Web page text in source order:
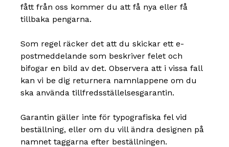
fått från oss kommer du att få nya eller få
tillbaka pengarna.
Som regel räcker det att du skickar ett e-
postmeddelande som beskriver felet och
bifogar en bild av det. Observera att i vissa fall
kan vi be dig returnera namnlappene om du
ska använda tillfredsställelsesgarantin.
Garantin gäller inte för typografiska fel vid
beställning, eller om du vill ändra designen på
namnet taggarna efter beställningen.